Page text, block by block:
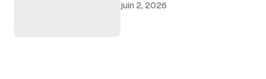
juin 2, 2026